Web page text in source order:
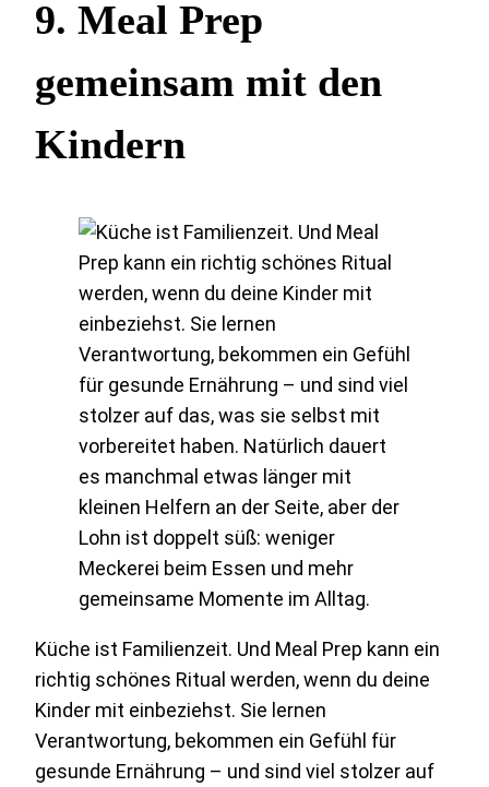
9. Meal Prep
gemeinsam mit den
Kindern
Küche ist Familienzeit. Und Meal Prep kann ein
richtig schönes Ritual werden, wenn du deine
Kinder mit einbeziehst. Sie lernen
Verantwortung, bekommen ein Gefühl für
gesunde Ernährung – und sind viel stolzer auf